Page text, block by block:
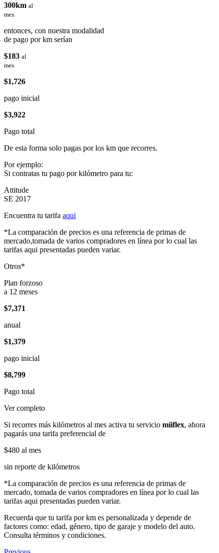
300km al
mes
entonces, con nuestra modalidad
de pago por km serían
$183 al
mes
$1,726
pago inicial
$3,922
Pago total
De esta forma solo pagas por los km que recorres.
Por ejemplo:
Si contratas tu pago por kilómetro para tu:
Attitude
SE 2017
Encuentra tu tarifa aqui
*La comparación de precios es una referencia de primas de
mercado,tomada de varios compradores en línea por lo cual las
tarifas aqui presentadas pueden variar.
Otros*
Plan forzoso
a 12 meses
$7,371
anual
$1,379
pago inicial
$8,799
Pago total
Ver completo
Si recorres más kilómetros al mes activa tu servicio miiflex, ahora
pagarás una tarifa preferencial de
$480 al mes
sin reporte de kilómetros
*La comparación de precios es una referencia de primas de
mercado, tomada de varios compradores en línea por lo cual las
tarifas aqui presentadas pueden variar.
Recuerda que tu tarifa por km es personalizada y depende de
factores como: edad, género, tipo de garaje y modelo del auto.
Consulta términos y condiciones.